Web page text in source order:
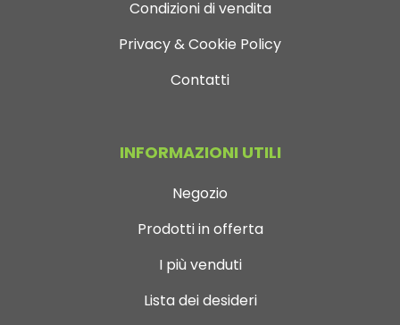
Condizioni di vendita
Privacy & Cookie Policy
Contatti
INFORMAZIONI UTILI
Negozio
Prodotti in offerta
I più venduti
Lista dei desideri